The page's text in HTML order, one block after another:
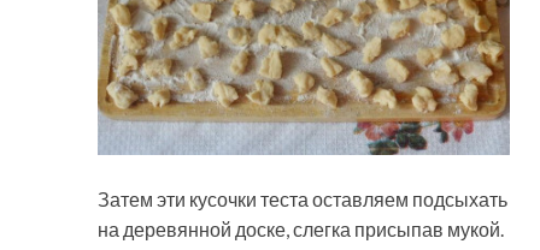
Затем эти кусочки теста оставляем подсыхать
на деревянной доске, слегка присыпав мукой.